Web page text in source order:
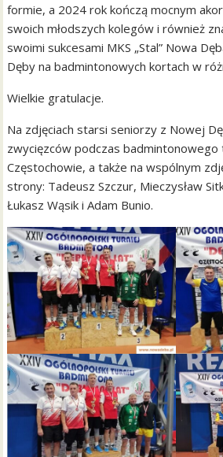
formie, a 2024 rok kończą mocnym
swoich młodszych kolegów i również
swoimi sukcesami MKS „Stal” Nowa
Dęby na badmintonowych kortach w
Wielkie gratulacje.
Na zdjęciach starsi seniorzy z Nowej
zwycięzców podczas
Częstochowie, a także na wspólnym
strony: Tadeusz Szczur, Mieczysław
Łukasz Wąsik i Adam Bunio.